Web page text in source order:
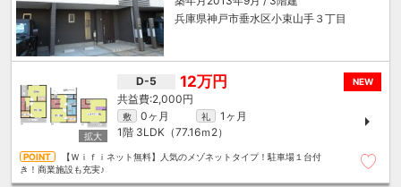
兵庫県神戸市垂水区小束山手３丁目
NEW
D-5 12万円
2,000円
敷 0ヶ月 礼
1ヶ月
1階 3LDK（77.16ｍ 2）
【Ｗｉｆｉネット無料】人気のメゾネットタイプ！駐車場１台付
き！商業施設も充実♪